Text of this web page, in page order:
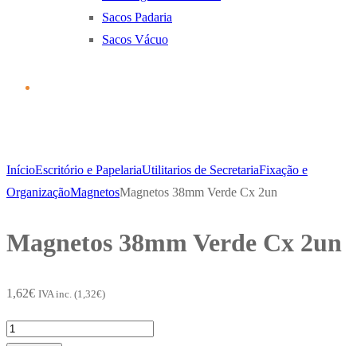
Sacos Padaria
Sacos Vácuo
InícioEscritório e PapelariaUtilitarios de SecretariaFixação e
OrganizaçãoMagnetosMagnetos 38mm Verde Cx 2un
Magnetos 38mm Verde Cx 2un
1,62€ IVA inc. (1,32€)
Quantidade